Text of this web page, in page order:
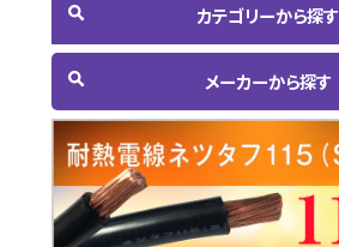
カテゴリーから探す
メーカーから探す